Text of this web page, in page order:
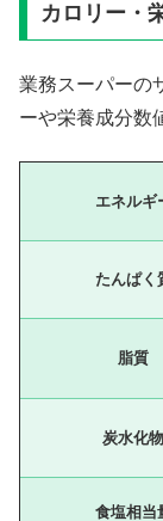
カロリー・
業務スーパーの
ーや栄養成分数
エネルギ
たんぱく
脂質
炭水化物
食塩相当